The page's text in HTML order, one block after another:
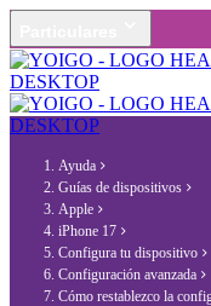
Ayuda
Guías de dispositivos
Apple
iPhone 17
Configura tu dispositivo
Configuración avanzada
Cómo restablezco la